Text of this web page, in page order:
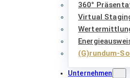
360°
Virtual
(G)rundum-
Unternehmen